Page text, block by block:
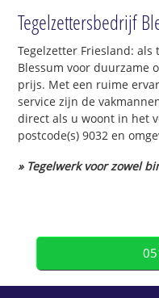
Tegelzettersbedrijf
Tegelzetter Friesland:
Blessum voor duurzame
prijs. Met een ruime
service zijn de
direct als u woont in het
postcode(s) 9032 en
» Tegelwerk voor zowel